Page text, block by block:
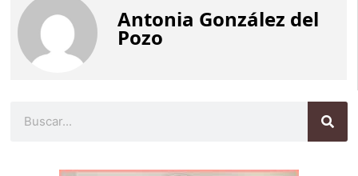
Antonia González del
Pozo